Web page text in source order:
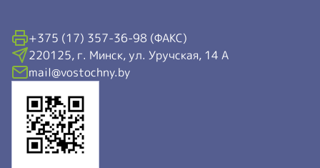
+375 (17) 357-36-98 (ФАКС)
220125, г. Минск, ул. Уручская, 14 А
mail@vostochny.by